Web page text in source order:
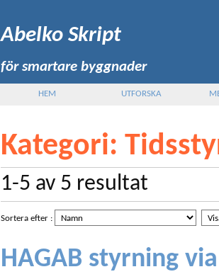
Abelko Skript
för smartare byggnader
HEM UTFORSKA
Kategori:
1-5 av 5 resultat
Sortera efter :
HAGAB styrning